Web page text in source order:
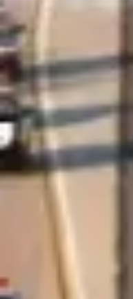
Pesquisa e design